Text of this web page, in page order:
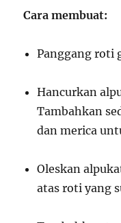
Cara membuat:
Panggang roti
Hancurkan
Tambahkan
dan merica
Oleskan
atas roti yang